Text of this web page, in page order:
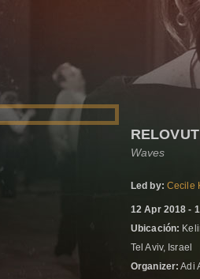
Waves
Led by: Cecile
12 Apr 2018 -
Ubicación:
Tel Aviv, Israel
Organizer: Adi